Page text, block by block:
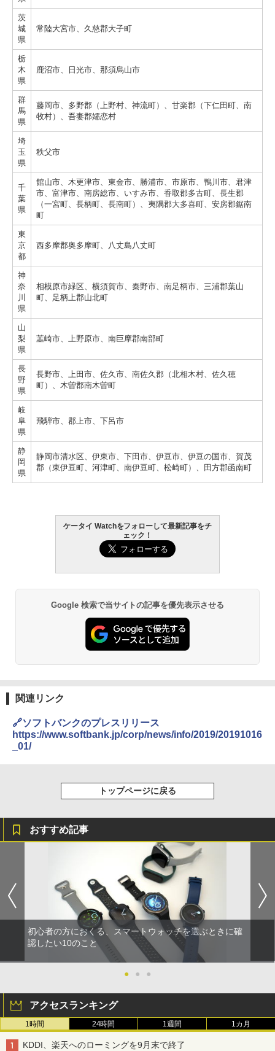
茨
城
県
常陸大宮市、久慈郡大子町
栃
木
県
鹿沼市、日光市、那須烏山市
群
馬
県
藤岡市、多野郡（上野村、神流町）、甘楽郡（下仁田町、南
牧村）、吾妻郡嬬恋村
埼
玉
県
秩父市
千
葉
県
館山市、木更津市、東金市、勝浦市、市原市、鴨川市、君津
市、富津市、南房総市、いすみ市、香取郡多古町、長生郡
（一宮町、長柄町、長南町）、夷隅郡大多喜町、安房郡鋸南
町
東
京
都
西多摩郡奥多摩町、八丈島八丈町
神
奈
川
県
相模原市緑区、横須賀市、秦野市、南足柄市、三浦郡葉山
町、足柄上郡山北町
山
梨
県
韮崎市、上野原市、南巨摩郡南部町
長
野
県
長野市、上田市、佐久市、南佐久郡（北相木村、佐久穂
町）、木曽郡南木曽町
岐
阜
県
飛騨市、郡上市、下呂市
静
岡
県
静岡市清水区、伊東市、下田市、伊豆市、伊豆の国市、賀茂
郡（東伊豆町、河津町、南伊豆町、松崎町）、田方郡函南町
ケータイ Watchをフォローして最新記事をチ
ェック！
Google 検索で当サイトの記事を優先表示させる
関連リンク
🔗ソフトバンクのプレスリリース
https://www.softbank.jp/corp/news/info/2019/20191016
_01/
トップページに戻る
おすすめ記事
初心者の方におくる、スマートウォッチを選ぶときに確
認したい10のこと
● ● ●
アクセスランキング
1時間 24時間 1週間 1カ月
KDDI、楽天へのローミングを9月末で終了